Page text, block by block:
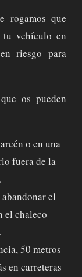
rogamos que
tu vehículo en
riesgo para
os pueden
o en una
fuera de la
el
el chaleco
50 metros
en carreteras